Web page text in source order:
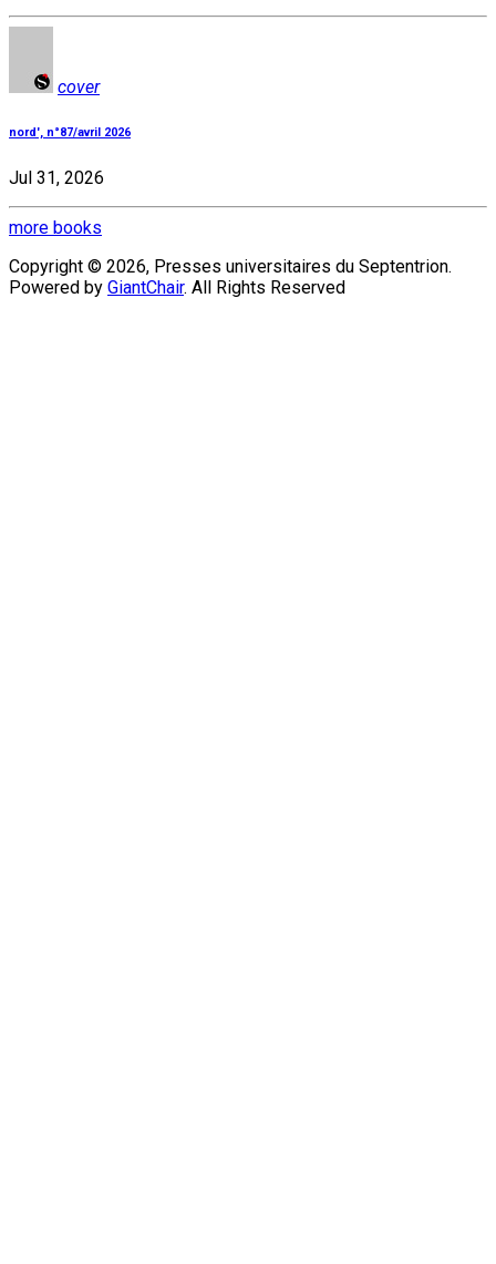
cover
nord', n°87/avril 2026
Jul 31, 2026
more books
Copyright © 2026, Presses universitaires du Septentrion.
Powered by GiantChair. All Rights Reserved